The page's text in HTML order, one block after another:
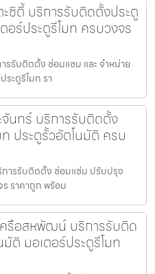
ซิตี้ บริการรับติดตั้งประตู
อร์ประตูรีโมท ครบวงจร
รับติดตั้ง ซ่อมแซม และ จำหน่าย
ะตูรีโมท รา
นทร์ บริการรับติดตั้ง
ประตูรั้วอัตโนมัติ ครบ
ารรับติดตั้ง ซ่อมแซ่ม ปรับปรุง
ราคาถูก พร้อม
ครือสหพัฒน์ บริการรับติด
ติ มอเตอร์ประตูรีโมท